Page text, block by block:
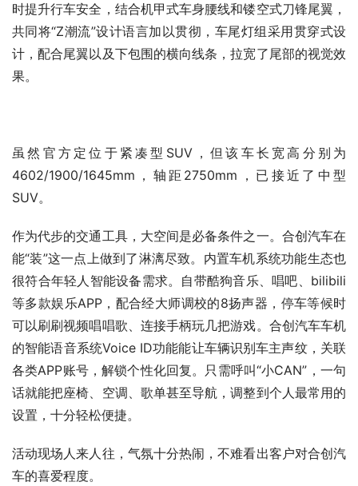
时提升行车安全，结合机甲式车身腰线和镂空式刀锋尾翼，
共同将“Z潮流”设计语言加以贯彻，车尾灯组采用贯穿式设
计，配合尾翼以及下包围的横向线条，拉宽了尾部的视觉效
果。
虽然官方定位于紧凑型SUV，但该车长宽高分别为
4602/1900/1645mm，轴距2750mm，已接近了中型
SUV。
作为代步的交通工具，大空间是必备条件之一。合创汽车在
能“装”这一点上做到了淋漓尽致。内置车机系统功能生态也
很符合年轻人智能设备需求。自带酷狗音乐、唱吧、bilibili
等多款娱乐APP，配合经大师调校的8扬声器，停车等候时
可以刷刷视频唱唱歌、连接手柄玩几把游戏。合创汽车车机
的智能语音系统Voice ID功能能让车辆识别车主声纹，关联
各类APP账号，解锁个性化回复。只需呼叫“小CAN”，一句
话就能把座椅、空调、歌单甚至导航，调整到个人最常用的
设置，十分轻松便捷。
活动现场人来人往，气氛十分热闹，不难看出客户对合创汽
车的喜爱程度。